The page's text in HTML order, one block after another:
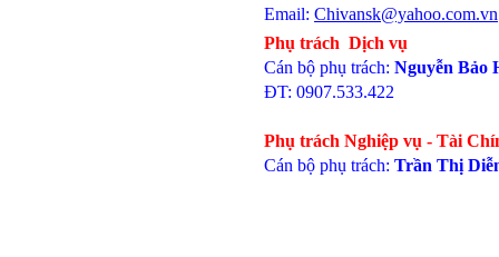
Email: Chivansk@yahoo.com.vn
Phụ trách Dịch vụ
Cán bộ phụ trách: Nguyễn Bảo
ĐT: 0907.533.422
Phụ trách Nghiệp vụ - Tài
Cán bộ phụ trách: Trần Thị